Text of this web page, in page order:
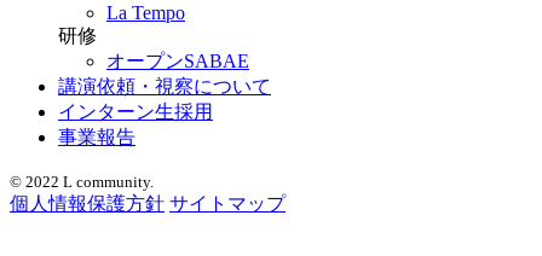
La Tempo
研修
オープンSABAE
講演依頼・視察について
インターン生採用
事業報告
© 2022 L community.
個人情報保護方針 サイトマップ